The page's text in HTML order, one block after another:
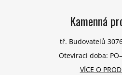
Kamenná
tř. Budovatelů
Otevírací doba:
VÍCE O